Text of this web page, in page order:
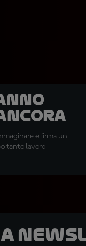
e firma un
tanto lavoro